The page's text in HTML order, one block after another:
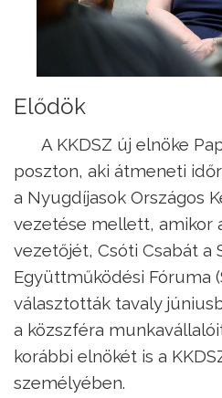
Elődök
A KKDSZ új elnöke
poszton, aki átmeneti
a Nyugdíjasok Országos
vezetése mellett, amikor
vezetőjét, Csóti Csabát a
Együttműködési Fóruma
választották tavaly
a közszféra
korábbi elnökét is a
személyében.